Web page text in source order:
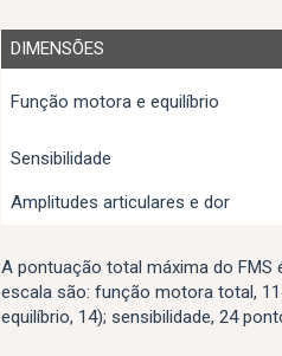
DIMENSÕES
Função motora e equilíbrio
Sensibilidade
Amplitudes articulares e dor
A pontuação total máxima do FMS
escala são: função motora total,
equilíbrio, 14); sensibilidade, 24